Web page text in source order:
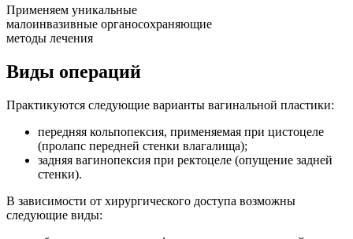
Применяем уникальные
малоинвазивные органосохраняющие
методы лечения
Виды операций
Практикуются следующие варианты вагинальной пластики:
передняя кольпопексия, применяемая при цистоцеле
(пролапс передней стенки влагалища);
задняя вагинопексия при ректоцеле (опущение задней
стенки).
В зависимости от хирургического доступа возможны
следующие виды: